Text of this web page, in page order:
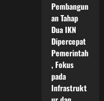
Pembangun
an Tahap
Dua IKN
Dipercepat
Pemerintah
, Fokus
pada
Infrastrukt